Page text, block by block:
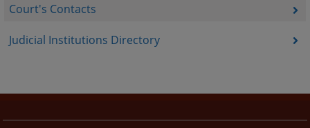
Court's Contacts
Judicial Institutions Directory